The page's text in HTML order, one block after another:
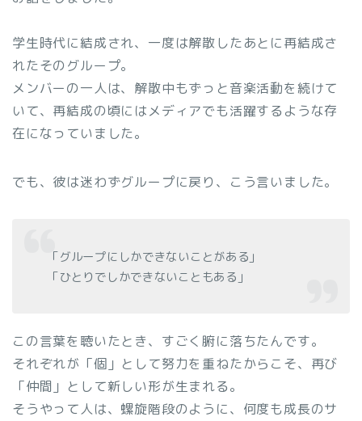
学生時代に結成され、一度は解散したあとに再結成さ
れたそのグループ。
メンバーの一人は、解散中もずっと音楽活動を続けて
いて、再結成の頃にはメディアでも活躍するような存
在になっていました。
でも、彼は迷わずグループに戻り、こう言いました。
「グループにしかできないことがある」
「ひとりでしかできないこともある」
この言葉を聴いたとき、すごく腑に落ちたんです。
それぞれが「個」として努力を重ねたからこそ、再び
「仲間」として新しい形が生まれる。
そうやって人は、螺旋階段のように、何度も成長のサ